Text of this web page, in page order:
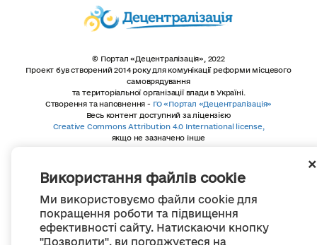
Використання файлів cookie
Ми використовуємо файли cookie для
покращення роботи та підвищення
ефективності сайту. Натискаючи кнопку
"Дозволити", ви погоджуєтеся на
© Портал «Децентралізація», 2022
Проект був створений 2014 року для комунікації реформи місцевого
самоврядування
та територіальної організації влади в Україні.
Створення та наповнення - ГО «Портал «Децентралізація»
Весь контент доступний за ліцензією
Creative Commons Attribution 4.0 International license,
якщо не зазначено інше